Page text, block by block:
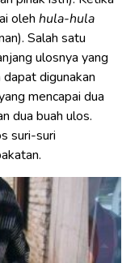
olehhula-hula
Salah satu
ulosnya yang
digunakan
mencapai dua
dua buah ulos.
suri-suri